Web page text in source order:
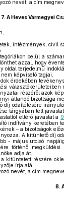
nevét, a cím
7. A Heves Vármegyei
intézmények, civil
belül a
azzal, hogy
oldal terjedelmű
képviselő tagjai,
érdekében
választókerületeiben
részéről azok
állandó bizottsága
díj odaítélésére
tárgyában tett
eltérő javaslat a
indítvány keretében
– a bizottságok
A kitüntető díj
- május utolsó
történő
adja át.
a kitüntetett részére
írja alá.
nevét, a cím
8.